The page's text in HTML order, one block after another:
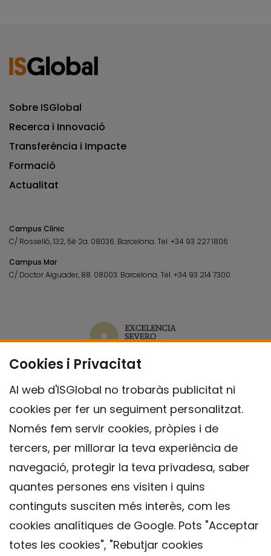
Cookies i Privacitat
Al web d'ISGlobal no trobaràs publicitat ni
cookies per fer un seguiment personalitzat.
Només fem servir cookies, pròpies i de
tercers, per millorar la teva experiència de
navegació, protegir la teva privadesa, saber
quantes persones ens visiten i quins
continguts susciten més interès, com les
cookies analítiques de Google. Pots "Acceptar
totes les cookies", "Rebutjar cookies
Sobre ISGlobal
Recerca i Innovació
Transferència i Impacte
Formació
Actualitat
Campus Clínic
C/ Rosselló, 132, 5è 2a. 08036. Barcelona.Tel.+34 93 227 1806
Campus Mar
C/ Doctor Aiguader, 88. 08003. Barcelona.Tel.+34 93 214 7300